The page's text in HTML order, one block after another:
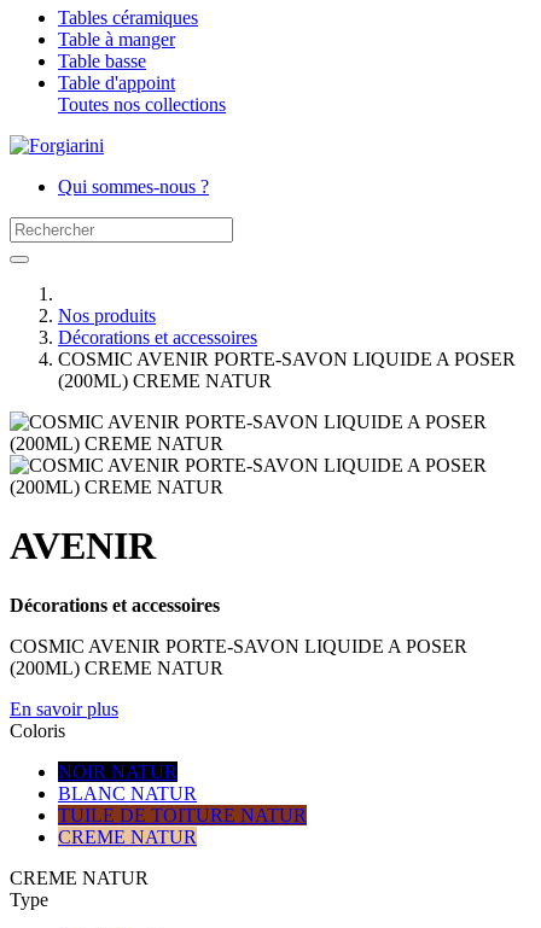
Tables céramiques
Table à manger
Table basse
Table d'appoint
Toutes nos collections
Qui sommes-nous ?
Nos produits
Décorations et accessoires
COSMIC AVENIR PORTE-SAVON LIQUIDE A POSER
(200ML) CREME NATUR
AVENIR
Décorations et accessoires
COSMIC AVENIR PORTE-SAVON LIQUIDE A POSER
(200ML) CREME NATUR
En savoir plus
Coloris
NOIR NATUR
BLANC NATUR
TUILE DE TOITURE NATUR
CREME NATUR
CREME NATUR
Type